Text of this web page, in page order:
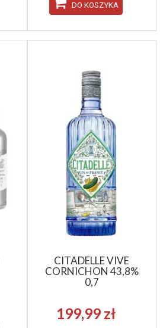
DO KOSZYKA
CITADELLE VIVE
CORNICHON 43,8%
0,7
199,99 zł